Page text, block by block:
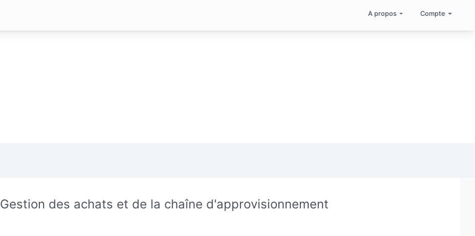
A propos Compte
Gestion des achats et de la chaîne d'approvisionnement